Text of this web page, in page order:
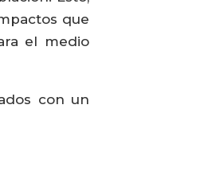
que
el medio
con un